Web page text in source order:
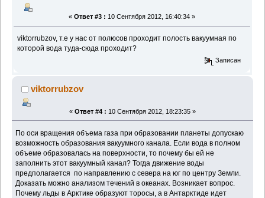
« Ответ #3 : 10 Сентября 2012, 16:40:34 »
viktorrubzov, т.е у нас от полюсов проходит полость вакуумная по
которой вода туда-сюда проходит?
Записан
viktorrubzov
« Ответ #4 : 10 Сентября 2012, 18:23:35 »
По оси вращения объема газа при образовании планеты допускаю
возможность образования вакуумного канала. Если вода в полном
объеме образовалась на поверхности, то почему бы ей не
заполнить этот вакуумный канал? Тогда движение воды
предполагается по направлению с севера на юг по центру Земли.
Доказать можно анализом течений в океанах. Возникает вопрос.
Почему льды в Арктике образуют торосы, а в Антарктиде идет